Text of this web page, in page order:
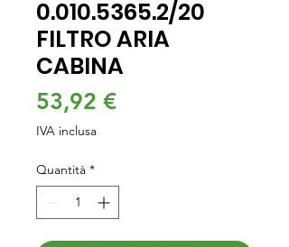
0.010.5365.2/20
FILTRO ARIA
CABINA
53,92 €Prezzo
IVA inclusa
Quantità *